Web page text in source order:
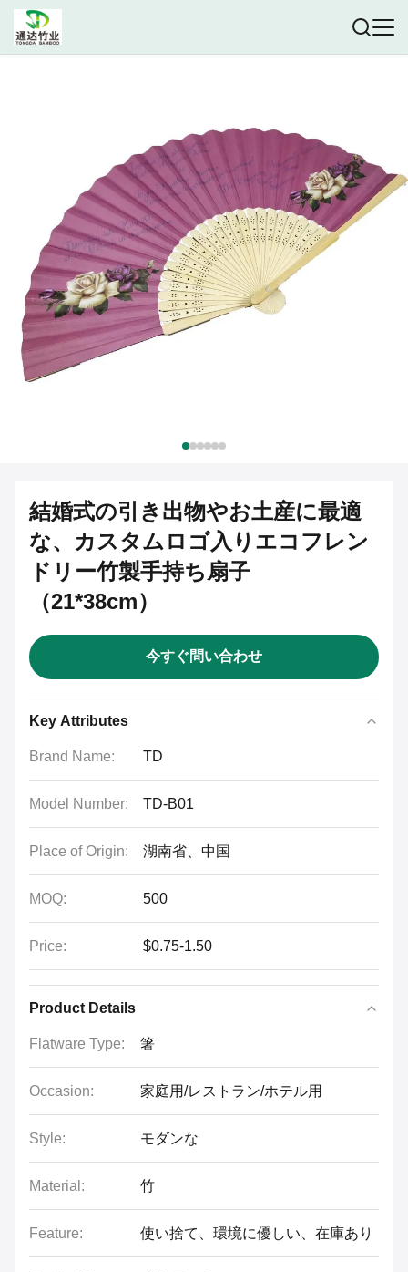
結婚式の引き出物やお土産に最適
な、カスタムロゴ入りエコフレン
ドリー竹製手持ち扇子
（21*38cm）
今すぐ問い合わせ
Key Attributes
Brand Name: TD
Model Number: TD-B01
Place of Origin: 湖南省、中国
MOQ: 500
Price: $0.75-1.50
Product Details
Flatware Type: 箸
Occasion: 家庭用/レストラン/ホテル用
Style: モダンな
Material: 竹
Feature: 使い捨て、環境に優しい、在庫あり